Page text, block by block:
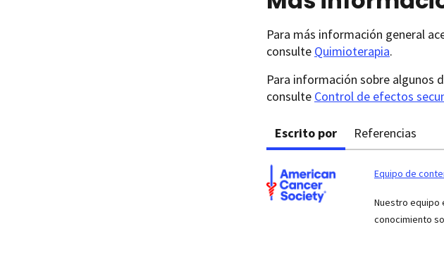
Para más información general
consulte Quimioterapia.
Para información sobre algunos
consulte Control de efectos
Escrito por Referencias
Equipo de
Nuestro equipo
conocimiento